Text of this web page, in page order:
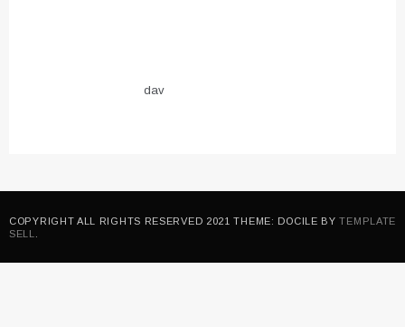
dav
COPYRIGHT ALL RIGHTS RESERVED 2021 THEME: DOCILE BYTEMPLATE
SELL